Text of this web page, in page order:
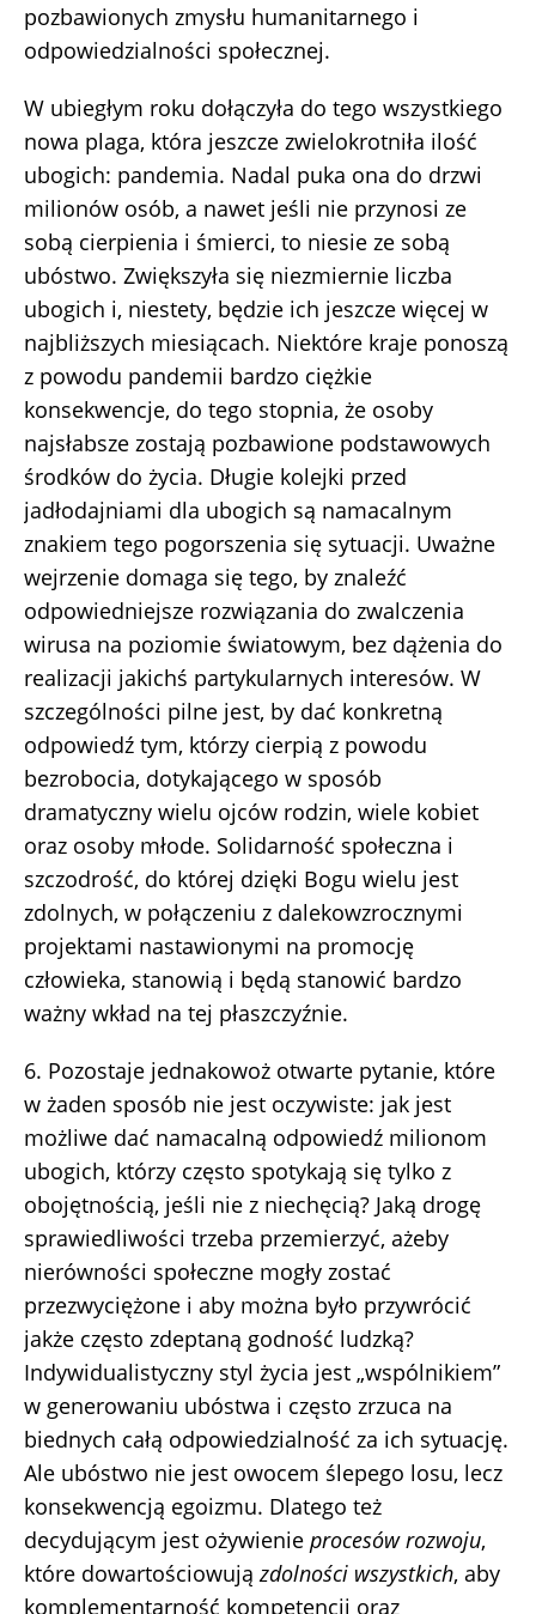
pozbawionych zmysłu humanitarnego i
odpowiedzialności społecznej.
W ubiegłym roku dołączyła do tego wszystkiego
nowa plaga, która jeszcze zwielokrotniła ilość
ubogich: pandemia. Nadal puka ona do drzwi
milionów osób, a nawet jeśli nie przynosi ze
sobą cierpienia i śmierci, to niesie ze sobą
ubóstwo. Zwiększyła się niezmiernie liczba
ubogich i, niestety, będzie ich jeszcze więcej w
najbliższych miesiącach. Niektóre kraje ponoszą
z powodu pandemii bardzo ciężkie
konsekwencje, do tego stopnia, że osoby
najsłabsze zostają pozbawione podstawowych
środków do życia. Długie kolejki przed
jadłodajniami dla ubogich są namacalnym
znakiem tego pogorszenia się sytuacji. Uważne
wejrzenie domaga się tego, by znaleźć
odpowiedniejsze rozwiązania do zwalczenia
wirusa na poziomie światowym, bez dążenia do
realizacji jakichś partykularnych interesów. W
szczególności pilne jest, by dać konkretną
odpowiedź tym, którzy cierpią z powodu
bezrobocia, dotykającego w sposób
dramatyczny wielu ojców rodzin, wiele kobiet
oraz osoby młode. Solidarność społeczna i
szczodrość, do której dzięki Bogu wielu jest
zdolnych, w połączeniu z dalekowzrocznymi
projektami nastawionymi na promocję
człowieka, stanowią i będą stanowić bardzo
ważny wkład na tej płaszczyźnie.
6. Pozostaje jednakowoż otwarte pytanie, które
w żaden sposób nie jest oczywiste: jak jest
możliwe dać namacalną odpowiedź milionom
ubogich, którzy często spotykają się tylko z
obojętnością, jeśli nie z niechęcią? Jaką drogę
sprawiedliwości trzeba przemierzyć, ażeby
nierówności społeczne mogły zostać
przezwyciężone i aby można było przywrócić
jakże często zdeptaną godność ludzką?
Indywidualistyczny styl życia jest „wspólnikiem”
w generowaniu ubóstwa i często zrzuca na
biednych całą odpowiedzialność za ich sytuację.
Ale ubóstwo nie jest owocem ślepego losu, lecz
konsekwencją egoizmu. Dlatego też
decydującym jest ożywienie procesów rozwoju,
które dowartościowujązdolności wszystkich, aby
komplementarność kompetencji oraz